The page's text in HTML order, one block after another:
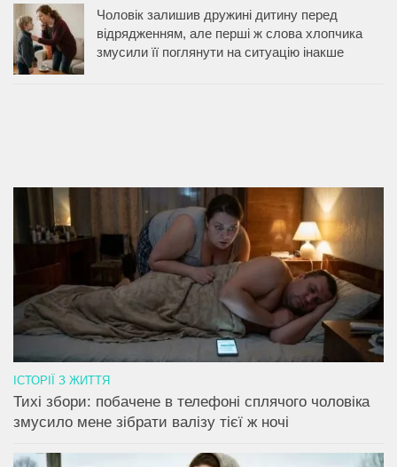
Чоловік залишив дружині дитину перед
відрядженням, але перші ж слова хлопчика
змусили її поглянути на ситуацію інакше
ІСТОРІЇ З ЖИТТЯ
Тихі збори: побачене в телефоні сплячого чоловіка
змусило мене зібрати валізу тієї ж ночі